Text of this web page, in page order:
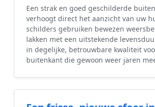
Een strak en goed geschilderde
verhoogt direct het aanzicht van uw
schilders gebruiken bewezen
lakken met een uitstekende
in degelijke, betrouwbare kwaliteit
buitenkant die gewoon weer jaren